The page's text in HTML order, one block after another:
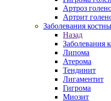
Артроз
Артрит
Заболевания
Назад
Заболевания
Липома
Атерома
Тендинит
Лигаментит
Гигрома
Миозит